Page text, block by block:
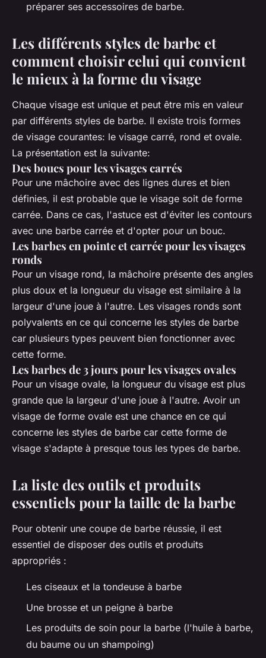
préparer ses accessoires de barbe.
Les différents styles de barbe et
comment choisir celui qui convient
le mieux à la forme du visage
Chaque visage est unique et peut être mis en valeur
par différents styles de barbe. Il existe trois formes
de visage courantes: le visage carré, rond et ovale.
La présentation est la suivante:
Des boucs pour les visages carrés
Pour une mâchoire avec des lignes dures et bien
définies, il est probable que le visage soit de forme
carrée. Dans ce cas, l'astuce est d'éviter les contours
avec une barbe carrée et d'opter pour un bouc.
Les barbes en pointe et carrée pour les visages
ronds
Pour un visage rond, la mâchoire présente des angles
plus doux et la longueur du visage est similaire à la
largeur d'une joue à l'autre. Les visages ronds sont
polyvalents en ce qui concerne les styles de barbe
car plusieurs types peuvent bien fonctionner avec
cette forme.
Les barbes de 3 jours pour les visages ovales
Pour un visage ovale, la longueur du visage est plus
grande que la largeur d'une joue à l'autre. Avoir un
visage de forme ovale est une chance en ce qui
concerne les styles de barbe car cette forme de
visage s'adapte à presque tous les types de barbe.
La liste des outils et produits
essentiels pour la taille de la barbe
Pour obtenir une coupe de barbe réussie, il est
essentiel de disposer des outils et produits
appropriés :
Les ciseaux et la tondeuse à barbe
Une brosse et un peigne à barbe
Les produits de soin pour la barbe (l'huile à barbe,
du baume ou un shampoing)